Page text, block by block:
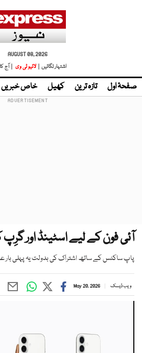
AUGUST 08, 2026
اشتہار لگائیں |
لائیو ٹی وی | آج
صفحۂ اول تازہ ترین کھیل خاص خبریں
آئی فون کے لیے اسٹینڈ اور
پاپ ساکٹس کے ساتھ اشتراک کی بدولت یہ پہلی
ویب ڈیسک May 20, 2026